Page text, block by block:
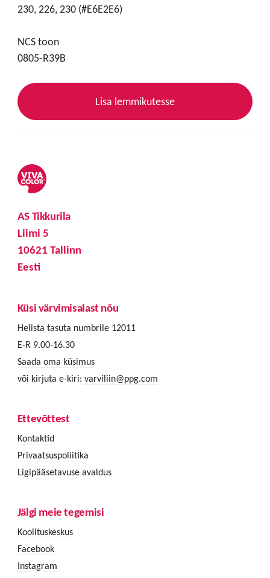
230, 226, 230 (#E6E2E6)
NCS toon
0805-R39B
Lisa lemmikutesse
AS Tikkurila
Liimi 5
10621 Tallinn
Eesti
Küsi värvimisalast nõu
Helista tasuta numbrile 12011
E-R 9.00-16.30
Saada oma küsimus
või kirjuta e-kiri: varviliin@ppg.com
Ettevõttest
Kontaktid
Privaatsuspoliitika
Ligipääsetavuse avaldus
Jälgi meie tegemisi
Koolituskeskus
Facebook
Instagram